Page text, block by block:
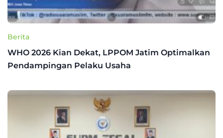
Berita
WHO 2026 Kian Dekat, LPPOM Jatim Optimalkan
Pendampingan Pelaku Usaha